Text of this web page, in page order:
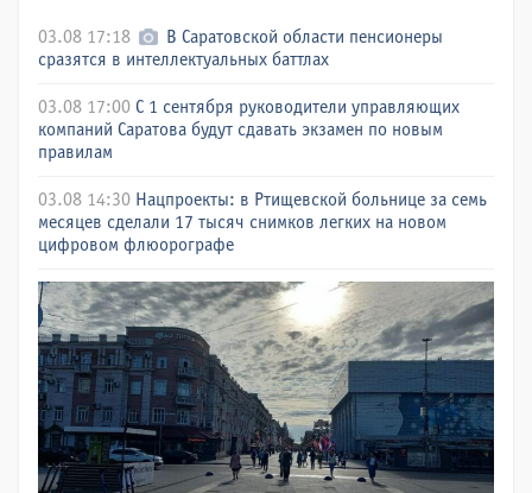
03.08 17:18
В Саратовской области пенсионеры
сразятся в интеллектуальных баттлах
03.08 17:00 С 1 сентября руководители управляющих
компаний Саратова будут сдавать экзамен по новым
правилам
03.08 14:30 Нацпроекты: в Ртищевской больнице за семь
месяцев сделали 17 тысяч снимков легких на новом
цифровом флюорографе